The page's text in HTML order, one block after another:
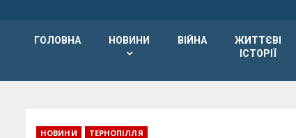
ГОЛОВНА НОВИНИ ВІЙНА
ЖИТТЄВІ
ІСТОРІЇ
НОВИНИ ТЕРНОПІЛЛЯ